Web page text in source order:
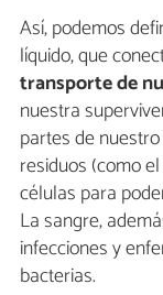
Así, podemos
líquido, que
transporte de
nuestra
partes de
residuos (como
células para
La sangre,
infecciones y
bacterias.